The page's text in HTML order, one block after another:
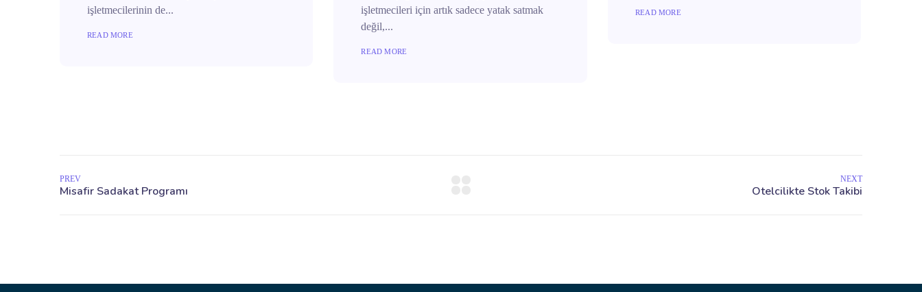
işletmecilerinin de...
READ MORE
işletmecileri için artık sadece yatak satmak
değil,...
READ MORE
READ MORE
PREV NEXT